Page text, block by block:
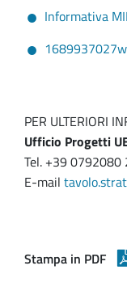
Informativa
PER ULTERIORI
Ufficio Progetti
Tel. +39 0792080
E-mail
Stampa in PDF